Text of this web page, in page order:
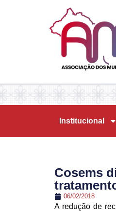
Institucional
Cosems
06/02/2018
A redução de